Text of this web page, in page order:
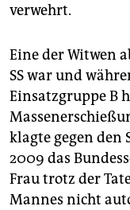
verwehrt.
Eine der Witwen
SS war und
Einsatzgruppe B
klagte gegen den
2009 das
Frau trotz der
Mannes nicht